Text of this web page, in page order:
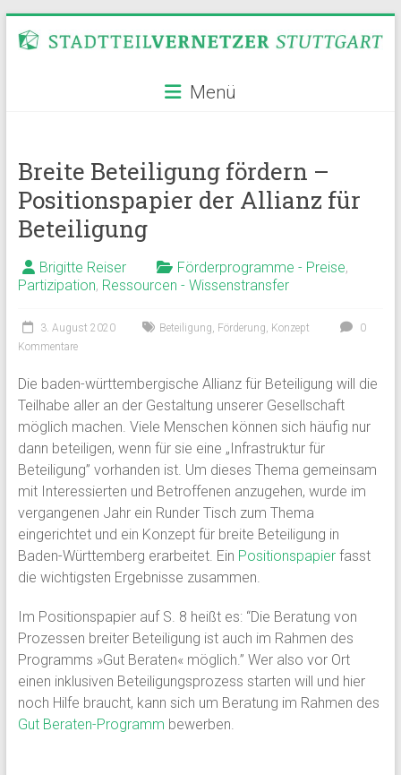
Inhalt
Stadtteilvernetzer
Menü
Breite Beteiligung fördern –
Positionspapier der Allianz für
Beteiligung
Brigitte Reiser Förderprogramme - Preise,
Partizipation, Ressourcen - Wissenstransfer
3. August 2020 Beteiligung, Förderung, Konzept
0
Kommentare
Die baden-württembergische Allianz für Beteiligung will die
Teilhabe aller an der Gestaltung unserer Gesellschaft
möglich machen. Viele Menschen können sich häufig nur
dann beteiligen, wenn für sie eine „Infrastruktur für
Beteiligung” vorhanden ist. Um dieses Thema gemeinsam
mit Interessierten und Betroffenen anzugehen, wurde im
vergangenen Jahr ein Runder Tisch zum Thema
eingerichtet und ein Konzept für breite Beteiligung in
Baden-Württemberg erarbeitet. Ein Positionspapierfasst
die wichtigsten Ergebnisse zusammen.
Im Positionspapier auf S. 8 heißt es: “Die Beratung von
Prozessen breiter Beteiligung ist auch im Rahmen des
Programms »Gut Beraten« möglich.” Wer also vor Ort
einen inklusiven Beteiligungsprozess starten will und hier
noch Hilfe braucht, kann sich um Beratung im Rahmen des
Gut Beraten-Programm bewerben.